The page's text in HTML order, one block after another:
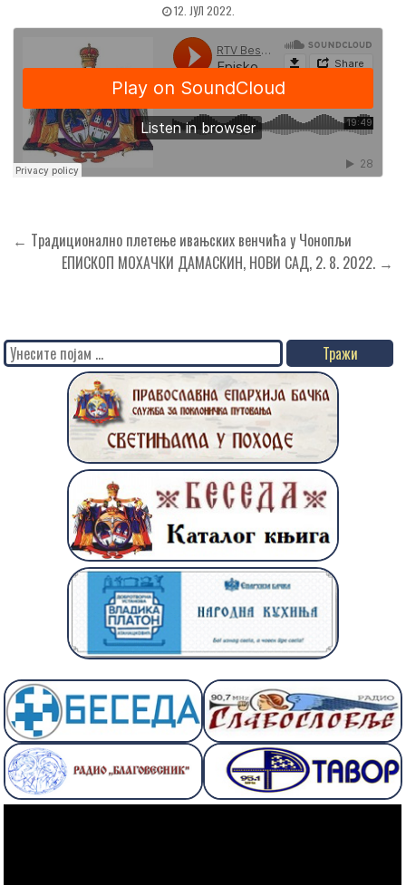
12. ЈУЛ 2022.
Кретање
чланка
← Tрадиционално плетење ивањских венчића у Чонопљи
ЕПИСКОП МОХАЧКИ ДАМАСКИН, НОВИ САД, 2. 8. 2022. →
Search
for: